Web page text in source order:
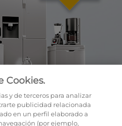
Cookies.
y de terceros para analizar
publicidad relacionada
en un perfil elaborado a
(por ejemplo,